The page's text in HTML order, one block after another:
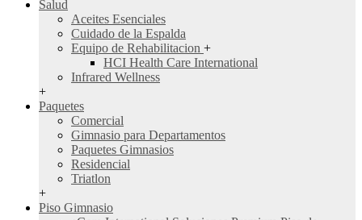
Salud
Aceites Esenciales
Cuidado de la Espalda
Equipo de Rehabilitacion +
HCI Health Care International
Infrared Wellness
+
Paquetes
Comercial
Gimnasio para Departamentos
Paquetes Gimnasios
Residencial
Triatlon
+
Piso Gimnasio